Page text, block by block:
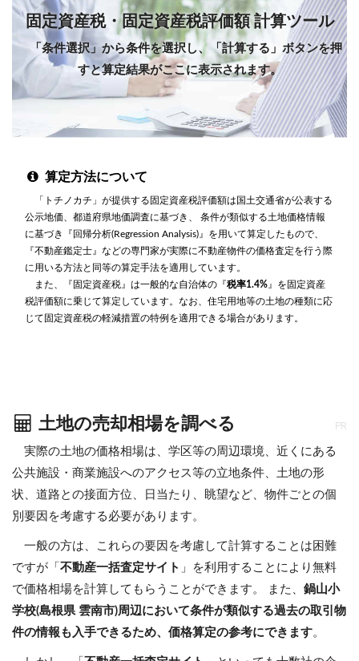
固定資産税・固定資産税評価額 計算ツール
「条件選択」から条件を選択し、「計算する」ボタンを押
すと算定結果がここに表示されます。
算定方法について
「トチノカチ」が提供する固定資産税評価額は国土交通省が公表する
公示地価、都道府県地価調査に基づき、 条件が類似する土地価格情報
に基づき『回帰分析(Regression Analysis)』を用いて算定したもので、
『不動産鑑定士』などの専門家が実際に不動産物件の価格査定を行う際
に用いる方法と同等の算定手法を適用しています。
また、『固定資産税』は一般的な自治体の『 税率1.4%』を固定資産
税評価額に乗じて算定しています。なお、住宅用地等の土地の種類に応
じて固定資産税の軽減措置の特例を適用できる場合があります。
土地の売却相場を調べる PR
実際の土地の価格相場は、学区等の周辺環境、近くにある
公共施設・商業施設へのアクセス等の立地条件、土地の形
状、道路との接面方位、日当たり、眺望など、物件ごとの個
別要因を考慮する必要があります。
一般の方は、これらの要因を考慮して計算することは困難
ですが「 不動産一括査定サイト 」を利用することにより無料
で価格相場を計算してもらうことができます。 また、 鍋山小
学校(島根県 雲南市)周辺において条件が類似する過去の取引物
件の情報も入手できるため、価格算定の参考にできます。